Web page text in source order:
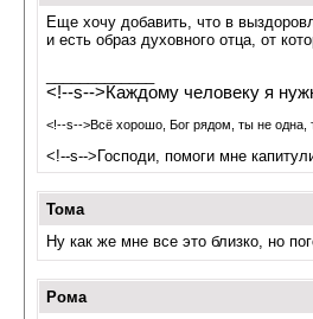
Еще хочу добавить, что в
и есть образ духовного отца, от
<!--s-->Каждому человеку я
<!--s-->Всё хорошо, Бог рядом, ты не
<!--s-->Господи, помоги мне
Тома
Ну как же мне все это близко, но
Рома